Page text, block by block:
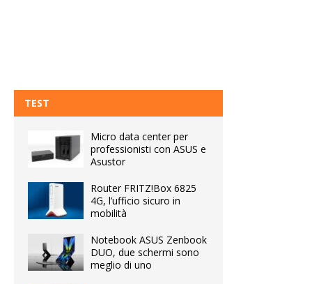
TEST
Micro data center per
professionisti con ASUS e
Asustor
Router FRITZ!Box 6825
4G, l’ufficio sicuro in
mobilità
Notebook ASUS Zenbook
DUO, due schermi sono
meglio di uno